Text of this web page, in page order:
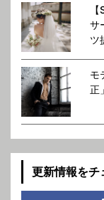
サ
ツ
モ
正
更新情報をチ